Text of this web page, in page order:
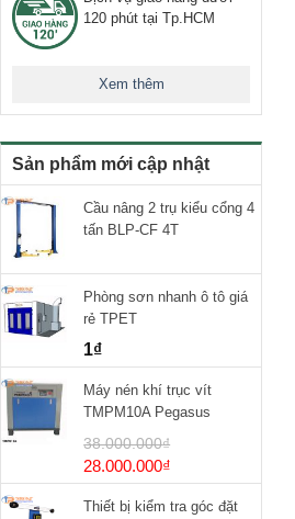
120 phút tại Tp.HCM
Xem thêm
Sản phẩm mới cập nhật
Cầu nâng 2 trụ kiểu cổng 4
tấn BLP-CF 4T
Phòng sơn nhanh ô tô giá
rẻ TPET
1₫
Máy nén khí trục vít
TMPM10A Pegasus
38.000.000₫
Giá
gốc
là:
28.000.000₫
hiện
tại
Thiết bị kiểm tra góc đặt